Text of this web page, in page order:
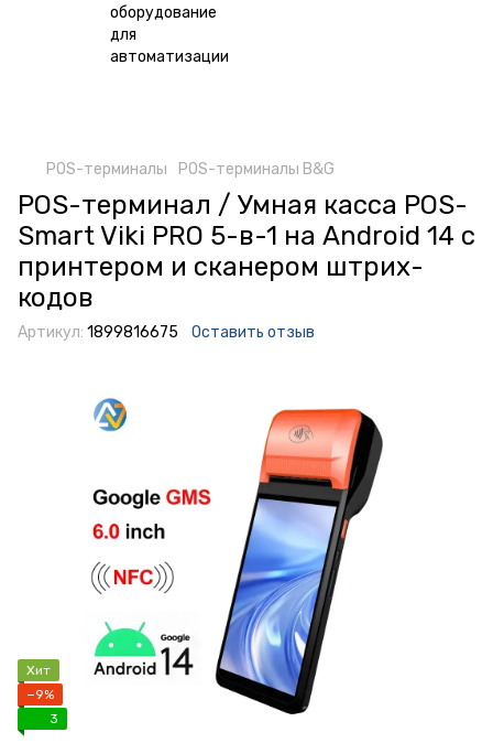
POS-терминалы POS-терминалы B&G
POS-терминал / Умная касса POS-
Smart Viki PRO 5-в-1 на Android 14 с
принтером и сканером штрих-
кодов
Артикул: 1899816675 Оставить отзыв
Хит
−9%
3